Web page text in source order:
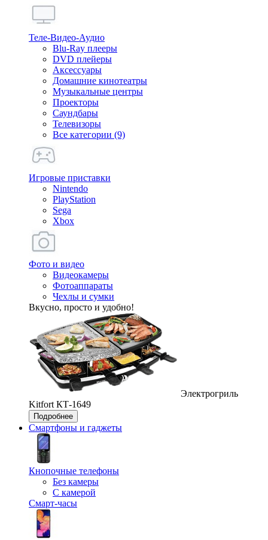
Теле-Видео-Аудио
Blu-Ray плееры
DVD плейеры
Аксессуары
Домашние кинотеатры
Музыкальные центры
Проекторы
Саундбары
Телевизоры
Все категории (9)
Игровые приставки
Nintendo
PlayStation
Sega
Xbox
Фото и видео
Видеокамеры
Фотоаппараты
Чехлы и сумки
Вкусно, просто и удобно!
Электрогриль
Kitfort КТ-1649
Подробнее
Смартфоны и гаджеты
Кнопочные телефоны
Без камеры
С камерой
Смарт-часы